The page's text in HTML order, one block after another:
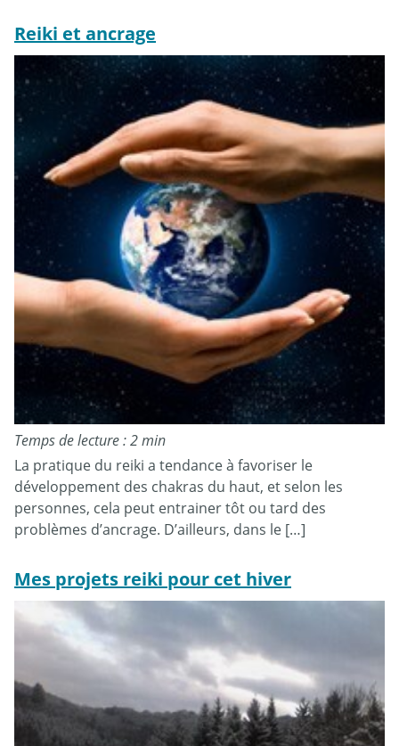
Reiki et ancrage
Temps de lecture : 2 min
La pratique du reiki a tendance à favoriser le
développement des chakras du haut, et selon les
personnes, cela peut entrainer tôt ou tard des
problèmes d’ancrage. D’ailleurs, dans le […]
Mes projets reiki pour cet hiver